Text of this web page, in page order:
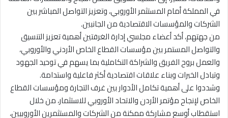
في المملكة أمام المستثمر الأوروبي، وتعزيز التواصل المباشر بين
الشركات والمؤسسات الاقتصادية من الجانبين.
من جهتهم، أكد أعضاء مجلسي إدارة الغرفتين أهمية تعزيز التنسيق
والتواصل المستمر بين مؤسسات القطاع الخاص الأردني والأوروبي،
والعمل بروح الفريق والشراكة التكاملية بما يسهم في توحيد الجهود
وتبادل الخبرات وبناء علاقات اقتصادية أكثر فاعلية واستدامة.
وشددوا على أهمية تكامل الأدوار بين غرف التجارة ومؤسسات القطاع
الخاص لإنجاح مؤتمر الأردن والاتحاد الأوروبي للاستثمار، من خلال
استقطاب أوسع مشاركة ممكنة من الشركات والمستثمرين الأوروبيين،